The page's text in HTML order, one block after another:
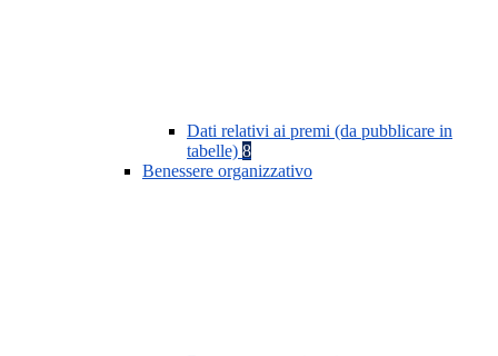
Dati relativi ai premi (da pubblicare in
tabelle) 8
Benessere organizzativo